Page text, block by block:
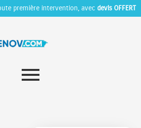
première intervention, avec devis OFFERT